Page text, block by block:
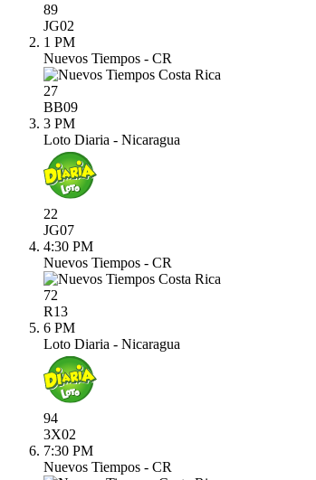
89
JG02
1 PM
Nuevos Tiempos - CR
27
BB09
3 PM
Loto Diaria - Nicaragua
22
JG07
4:30 PM
Nuevos Tiempos - CR
72
R13
6 PM
Loto Diaria - Nicaragua
94
3X02
7:30 PM
Nuevos Tiempos - CR